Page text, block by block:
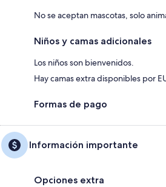
No se aceptan mascotas, solo
Niños y camas adicionales
Los niños son bienvenidos.
Hay camas extra disponibles por
Formas de pago
Información importante
Opciones extra